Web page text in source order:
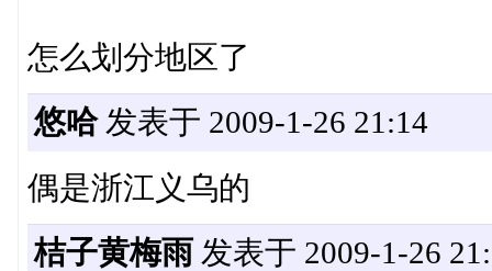
怎么划分地区了
悠哈发表于 2009-1-26 21:14
偶是浙江义乌的
桔子黄梅雨发表于 2009-1-26